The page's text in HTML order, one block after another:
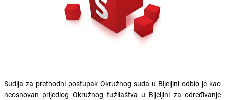
Sudija za prethodni postupak Okružnog suda u Bijeljini odbio je kao
neosnovan prijedlog Okružnog tužilaštva u Bijeljini za određivanje